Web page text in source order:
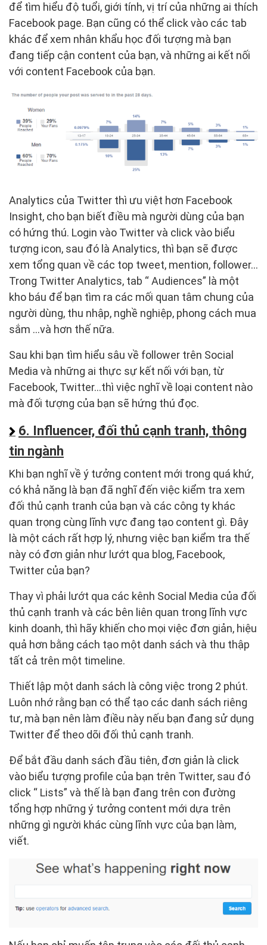
để tìm hiểu độ tuổi, giới tính, vị trí của những ai thích
Facebook page. Bạn cũng có thể click vào các tab
khác để xem nhân khẩu học đối tượng mà bạn
đang tiếp cận content của bạn, và những ai kết nối
với content Facebook của bạn.
Analytics của Twitter thì ưu việt hơn Facebook
Insight, cho bạn biết điều mà người dùng của bạn
có hứng thú. Login vào Twitter và click vào biểu
tượng icon, sau đó là Analytics, thì bạn sẽ được
xem tổng quan về các top tweet, mention, follower…
Trong Twitter Analytics, tab “ Audiences” là một
kho báu để bạn tìm ra các mối quan tâm chung của
người dùng, thu nhập, nghề nghiệp, phong cách mua
sắm …và hơn thế nữa.
Sau khi bạn tìm hiểu sâu về follower trên Social
Media và những ai thực sự kết nối với bạn, từ
Facebook, Twitter…thì việc nghĩ về loại content nào
mà đối tượng của bạn sẽ hứng thú đọc.
6. Influencer, đối thủ cạnh tranh, thông
tin ngành
Khi bạn nghĩ về ý tưởng content mới trong quá khứ,
có khả năng là bạn đã nghĩ đến việc kiểm tra xem
đối thủ cạnh tranh của bạn và các công ty khác
quan trọng cùng lĩnh vực đang tạo content gì. Đây
là một cách rất hợp lý, nhưng việc bạn kiểm tra thế
này có đơn giản như lướt qua blog, Facebook,
Twitter của bạn?
Thay vì phải lướt qua các kênh Social Media của đối
thủ cạnh tranh và các bên liên quan trong lĩnh vực
kinh doanh, thì hãy khiến cho mọi việc đơn giản, hiệu
quả hơn bằng cách tạo một danh sách và thu thập
tất cả trên một timeline.
Thiết lập một danh sách là công việc trong 2 phút.
Luôn nhớ rằng bạn có thể tạo các danh sách riêng
tư, mà bạn nên làm điều này nếu bạn đang sử dụng
Twitter để theo dõi đối thủ cạnh tranh.
Để bắt đầu danh sách đầu tiên, đơn giản là click
vào biểu tượng profile của bạn trên Twitter, sau đó
click “ Lists” và thế là bạn đang trên con đường
tổng hợp những ý tưởng content mới dựa trên
những gì người khác cùng lĩnh vực của bạn làm,
viết.